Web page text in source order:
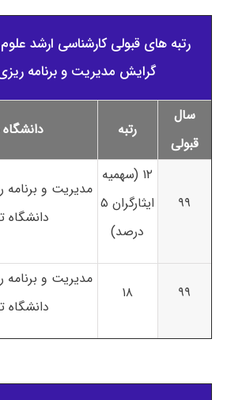
رتبه های قبولی کارشناسی ارشد
گرایش مدیریت و برنامه
سال
قبولی
رتبه
۹۹
۱۲ (سهمیه
ایثارگران ۵
درصد)
مدیریت و برنامه
۹۹ ۱۸
مدیریت و برنامه